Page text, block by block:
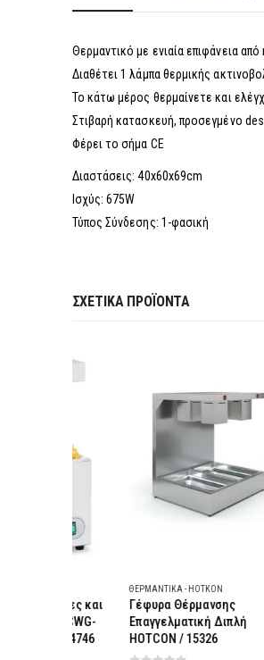
Θερμαντικό με ενιαία επιφάνεια
Διαθέτει 1 λάμπα θερμικής
Το κάτω μέρος θερμαίνετε και
Στιβαρή κατασκευή, προσεγμένο
Φέρει το σήμα CE
Διαστάσεις: 40x60x69cm
Ισχύς: 675W
Τύπος Σύνδεσης: 1-φασική
ΣΧΕΤΙΚΆ ΠΡΟΪΌΝΤΑ
ΘΕΡΜΑΝΤΙΚΆ - HOTKON
Γέφυρα Θέρμανσης
Επαγγελματική Διπλή
HOTCON / 15326